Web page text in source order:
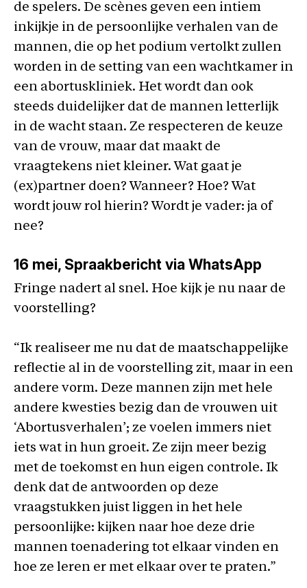
de spelers. De scènes geven een intiem
inkijkje in de persoonlijke verhalen van de
mannen, die op het podium vertolkt zullen
worden in de setting van een wachtkamer in
een abortuskliniek. Het wordt dan ook
steeds duidelijker dat de mannen letterlijk
in de wacht staan. Ze respecteren de keuze
van de vrouw, maar dat maakt de
vraagtekens niet kleiner. Wat gaat je
(ex)partner doen? Wanneer? Hoe? Wat
wordt jouw rol hierin? Wordt je vader: ja of
nee?
16 mei, Spraakbericht via WhatsApp
Fringe nadert al snel. Hoe kijk je nu naar de
voorstelling?
“Ik realiseer me nu dat de maatschappelijke
reflectie al in de voorstelling zit, maar in een
andere vorm. Deze mannen zijn met hele
andere kwesties bezig dan de vrouwen uit
‘Abortusverhalen’; ze voelen immers niet
iets wat in hun groeit. Ze zijn meer bezig
met de toekomst en hun eigen controle. Ik
denk dat de antwoorden op deze
vraagstukken juist liggen in het hele
persoonlijke: kijken naar hoe deze drie
mannen toenadering tot elkaar vinden en
hoe ze leren er met elkaar over te praten.”